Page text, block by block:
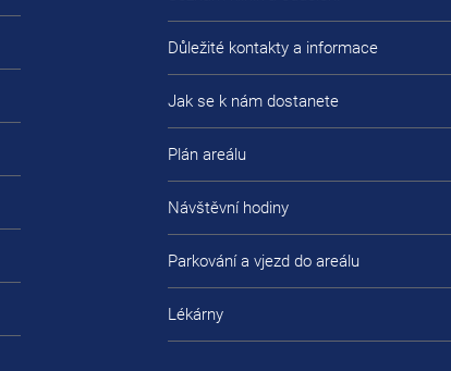
Důležité kontakty a informace
Jak se k nám dostanete
Plán areálu
Návštěvní hodiny
Parkování a vjezd do areálu
Lékárny